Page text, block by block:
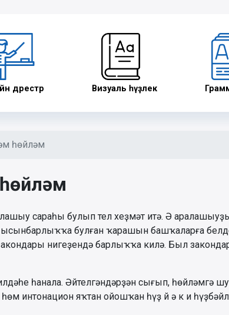
дәрестәр Визуаль һүҙлек
һөйләм
сараһы булып тел хеҙмәт итә. Ә
булған ҡарашын башҡаларға
нигеҙендә барлыҡҡа килә. Был
һанала. Әйтелгәндәрҙән сығып, һөйләмгә
интонацион яҡтан ойошҡан һүҙ й ә к и